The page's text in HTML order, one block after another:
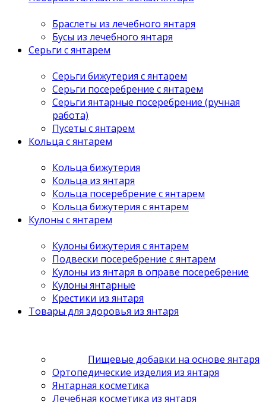
Браслеты из лечебного янтаря
Бусы из лечебного янтаря
Серьги с янтарем
Серьги бижутерия с янтарем
Серьги посеребрение с янтарем
Серьги янтарные посеребрение (ручная
работа)
Пусеты с янтарем
Кольца с янтарем
Кольца бижутерия
Кольца из янтаря
Кольца посеребрение с янтарем
Кольца бижутерия с янтарем
Кулоны с янтарем
Кулоны бижутерия с янтарем
Подвески посеребрение с янтарем
Кулоны из янтаря в оправе посеребрение
Кулоны янтарные
Крестики из янтаря
Товары для здоровья из янтаря
Пищевые добавки на основе янтаря
Ортопедические изделия из янтаря
Янтарная косметика
Лечебная косметика из янтаря